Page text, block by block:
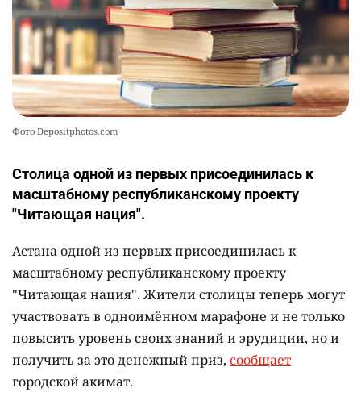
Фото Depositphotos.com
Столица одной из первых присоединилась к
масштабному республиканскому проекту
"Читающая нация".
Астана одной из первых присоединилась к
масштабному республиканскому проекту
"Читающая нация". Жители столицы теперь могут
участвовать в одноимённом марафоне и не только
повысить уровень своих знаний и эрудиции, но и
получить за это денежный приз, сообщает
городской акимат.